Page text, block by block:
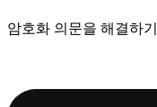
암호화 의문을 해결하